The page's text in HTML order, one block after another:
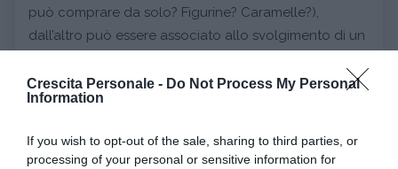
Crescita Personale - Do Not Process My Personal
Information
If you wish to opt-out of the sale, sharing to third parties, or
processing of your personal or sensitive information for
può comprare da solo? Figurine? Caramelle?),
dall’altro può essere associato allo svolgimento di un